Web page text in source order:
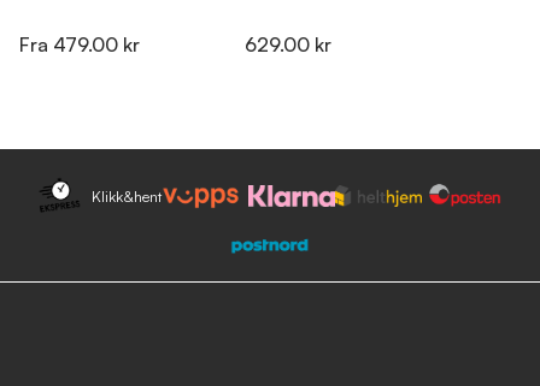
Fra 479.00 kr 629.00 kr
Klikk&hent